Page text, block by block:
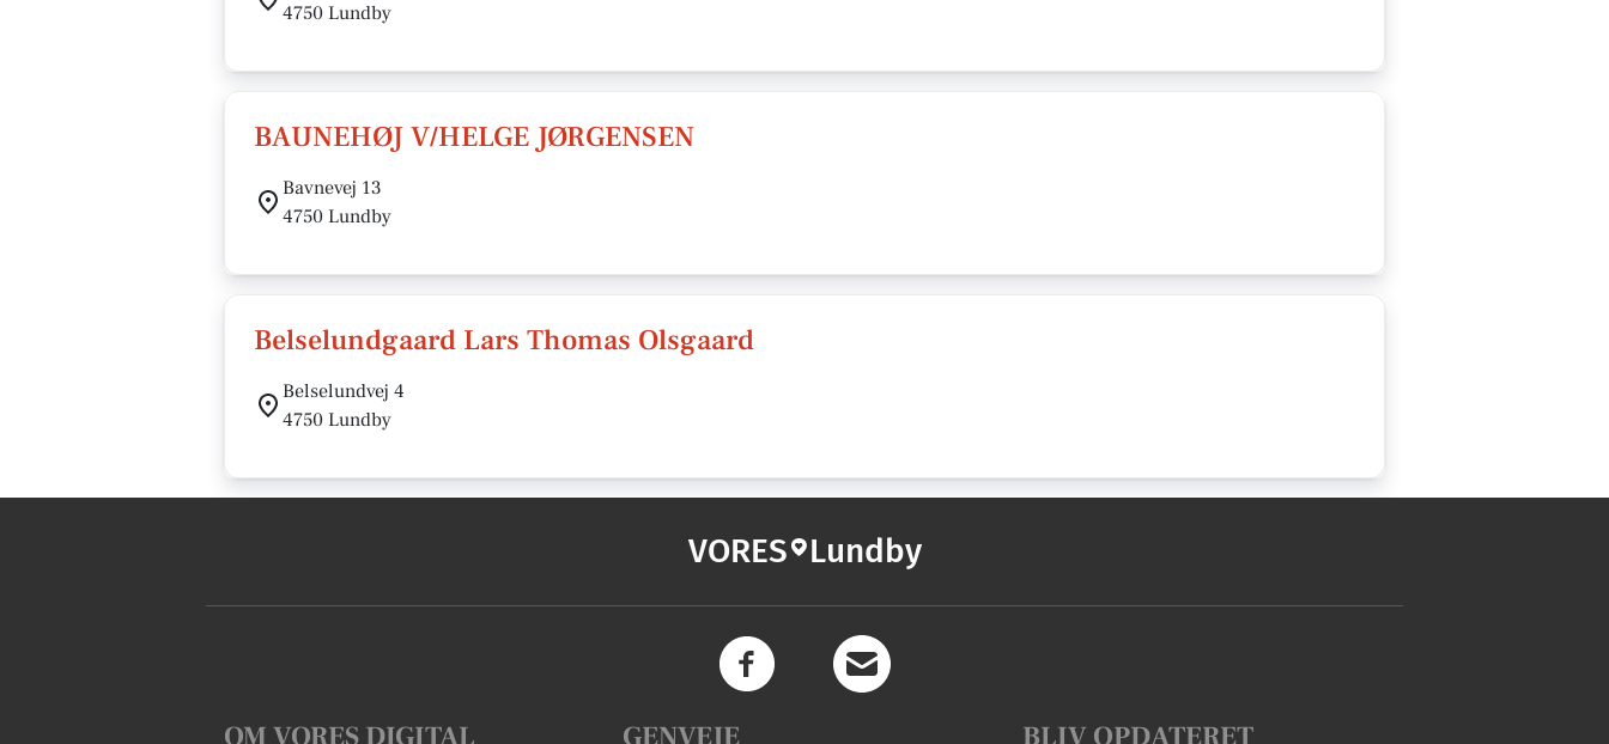
4750 Lundby
BAUNEHØJ V/HELGE JØRGENSEN
Bavnevej 13
4750 Lundby
Belselundgaard Lars Thomas Olsgaard
Belselundvej 4
4750 Lundby
VORES Lundby
OM VORES DIGITAL GENVEJE BLIV OPDATERET